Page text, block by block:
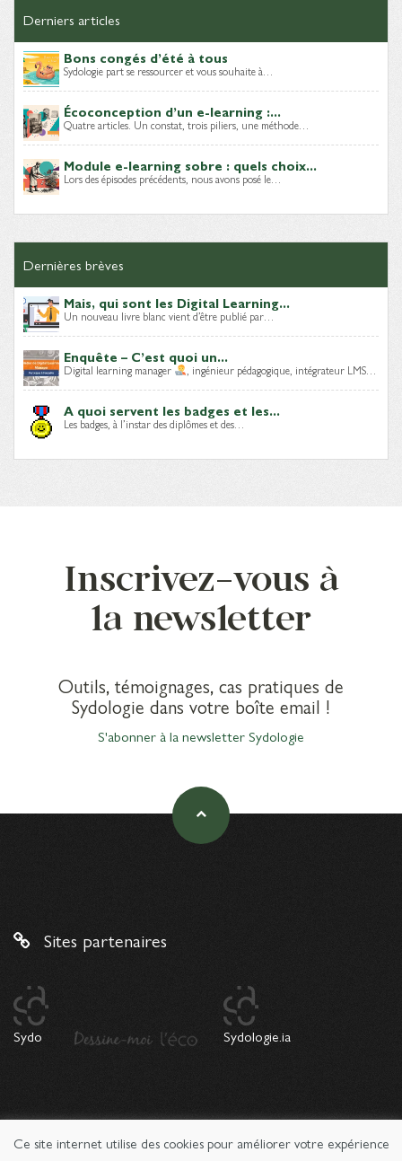
Derniers articles
Bons congés d’été à tous
Sydologie part se ressourcer et vous souhaite à…
Écoconception d’un e-learning :...
Quatre articles. Un constat, trois piliers, une méthode…
Module e-learning sobre : quels choix...
Lors des épisodes précédents, nous avons posé le…
Dernières brèves
Mais, qui sont les Digital Learning...
Un nouveau livre blanc vient d’être publié par…
Enquête – C’est quoi un...
Digital learning manager , ingénieur pédagogique, intégrateur LMS…
A quoi servent les badges et les...
Les badges, à l’instar des diplômes et des…
Inscrivez-vous à
la newsletter
Outils, témoignages, cas pratiques de
Sydologie dans votre boîte email !
S'abonner à la newsletter Sydologie
Sites partenaires
Sydo Sydologie.ia
© 2026 Copyright Sydologie. Le magazine de l'innovation
Ce site internet utilise des cookies pour améliorer votre expérience